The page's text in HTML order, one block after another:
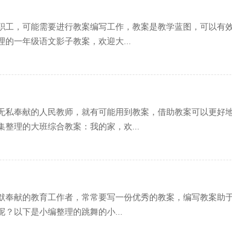
工，可能需要进行教案编写工作，教案是教学蓝图，可以有
的一年级语文影子教案，欢迎大...
私奉献的人民教师，就有可能用到教案，借助教案可以更好
整理的大班综合教案：我的家，欢...
奉献的教育工作者，常常要写一份优秀的教案，编写教案助
？以下是小编整理的跳舞的小...